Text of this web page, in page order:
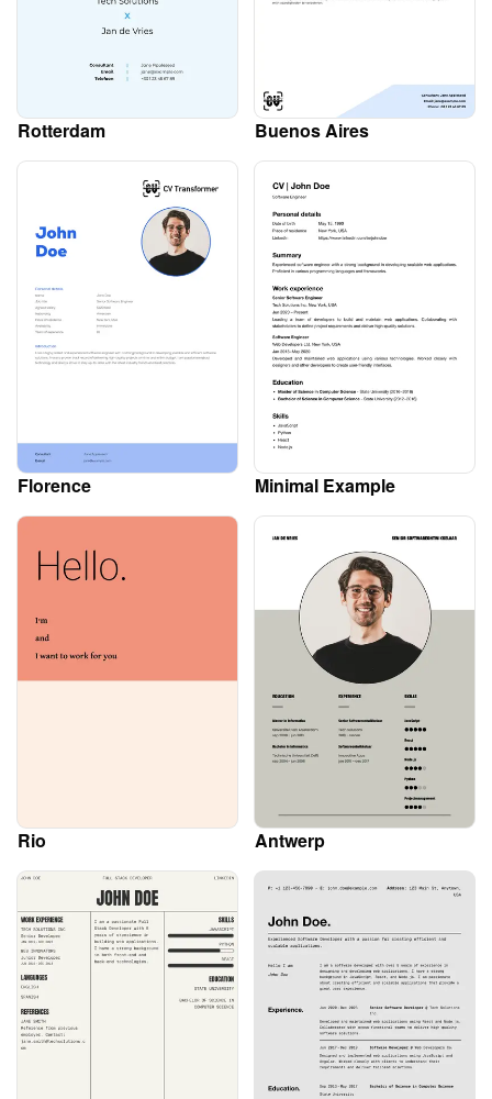
Rotterdam Buenos Aires
Florence Minimal Example
Rio Antwerp